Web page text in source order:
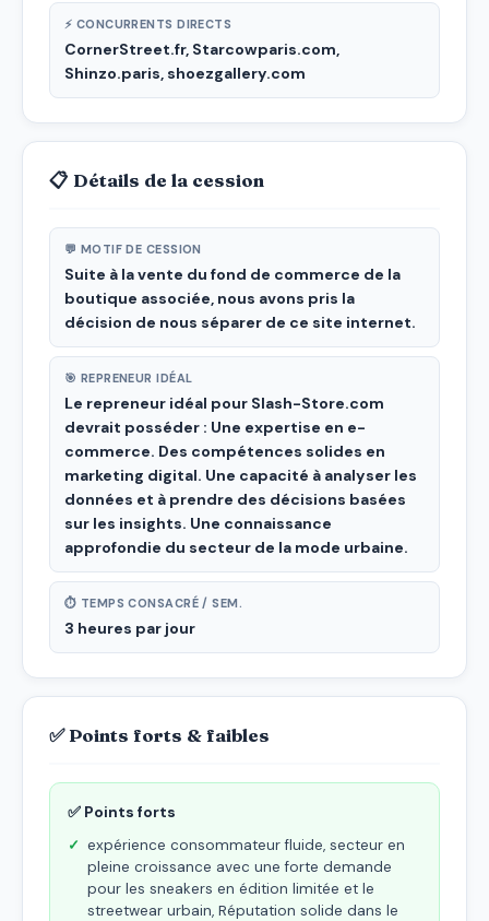
⚡ CONCURRENTS DIRECTS
CornerStreet.fr, Starcowparis.com,
Shinzo.paris, shoezgallery.com
📋 Détails de la cession
💬 MOTIF DE CESSION
Suite à la vente du fond de commerce de la
boutique associée, nous avons pris la
décision de nous séparer de ce site internet.
🎯 REPRENEUR IDÉAL
Le repreneur idéal pour Slash-Store.com
devrait posséder : Une expertise en e-
commerce. Des compétences solides en
marketing digital. Une capacité à analyser les
données et à prendre des décisions basées
sur les insights. Une connaissance
approfondie du secteur de la mode urbaine.
⏱ TEMPS CONSACRÉ / SEM.
3 heures par jour
✅ Points forts & faibles
✅ Points forts
expérience consommateur fluide, secteur en
pleine croissance avec une forte demande
pour les sneakers en édition limitée et le
streetwear urbain, Réputation solide dans le